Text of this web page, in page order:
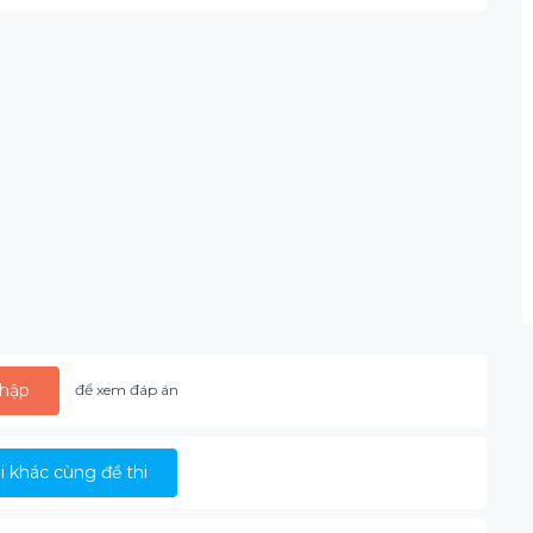
để xem đáp án
khác cùng đề thi